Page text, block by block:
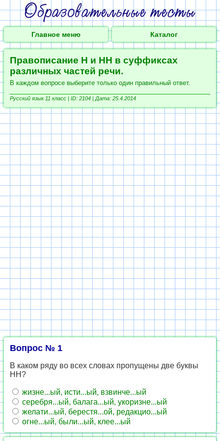
Главное меню Каталог
Правописание Н и НН в суффиксах
различных частей речи.
В каждом вопросе выберите только один правильный ответ.
Русский язык 11 класс | ID: 2104 | Дата: 25.4.2014
Вопрос № 1
В каком ряду во всех словах пропущены две буквы
НН?
жизне...ый, исти...ый, взвинче...ый
серебря...ый, балага...ый, укоризне...ый
желати...ый, берестя...ой, редакцио...ый
огне...ый, были...ый, клее...ый